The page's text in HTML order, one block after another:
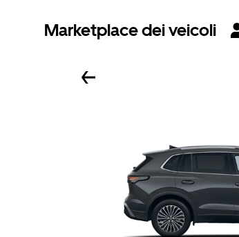
Marketplace dei veicoli